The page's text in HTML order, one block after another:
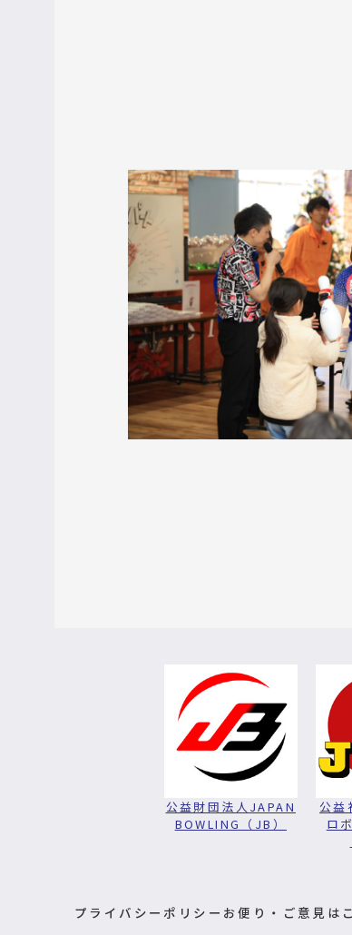
公益財団法人JAPAN
BOWLING（JB）
公益
ロ
プライバシーポリシー お便り・ご意見は